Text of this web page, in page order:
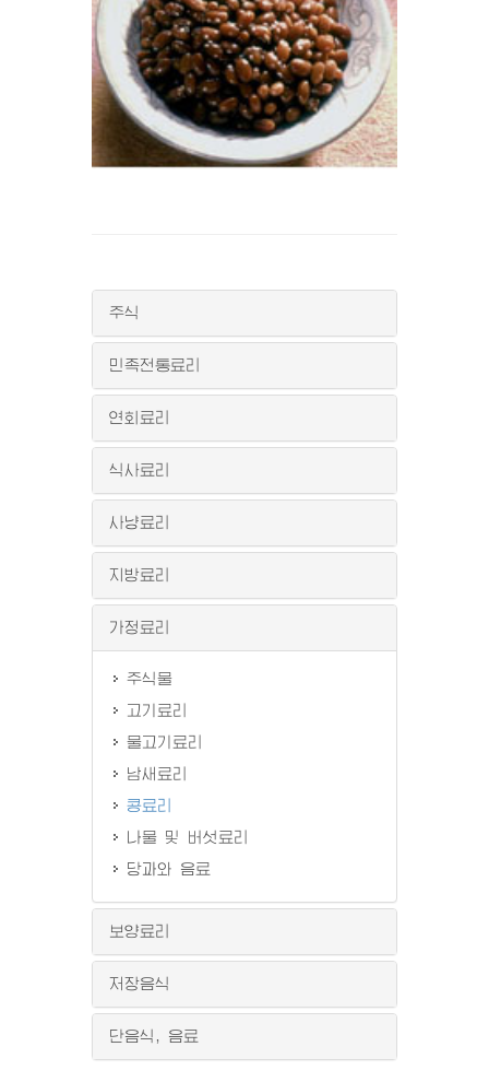
주식
민족전통료리
연회료리
식사료리
사냥료리
지방료리
가정료리
주식물
고기료리
물고기료리
남새료리
콩료리
나물 및 버섯료리
당과와 음료
보양료리
저장음식
단음식, 음료